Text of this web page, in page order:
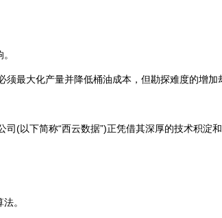
最大化产量并降低桶油成本，但勘探难度的增加
(以下简称“西云数据”)正凭借其深厚的技术积淀
。